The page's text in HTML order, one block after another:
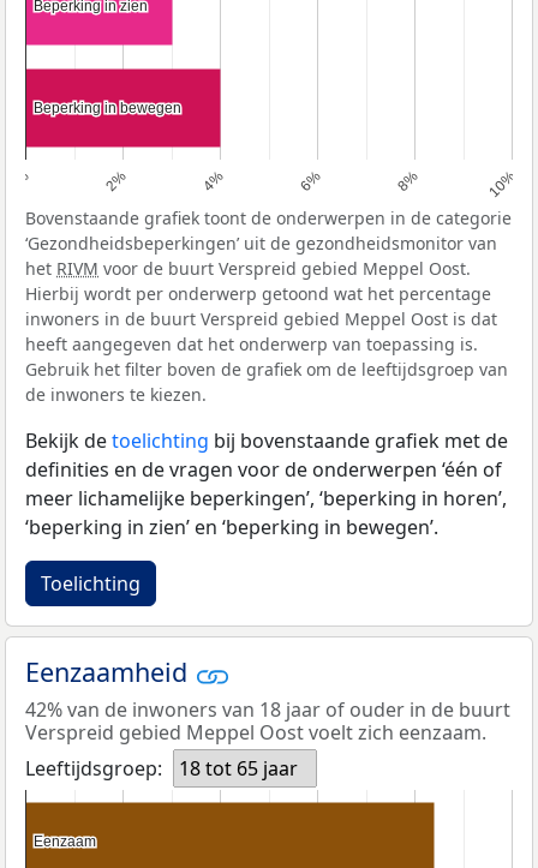
0% 2% 4% 6% 8% 10%
Beperking in zien
Beperking in zien
Beperking in bewegen
Beperking in bewegen
Bovenstaande grafiek toont de onderwerpen in de categorie
‘Gezondheidsbeperkingen’ uit de gezondheidsmonitor van
het RIVM voor de buurt Verspreid gebied Meppel Oost.
Hierbij wordt per onderwerp getoond wat het percentage
inwoners in de buurt Verspreid gebied Meppel Oost is dat
heeft aangegeven dat het onderwerp van toepassing is.
Gebruik het filter boven de grafiek om de leeftijdsgroep van
de inwoners te kiezen.
Bekijk detoelichting bij bovenstaande grafiek met de
definities en de vragen voor de onderwerpen ‘één of
meer lichamelijke beperkingen’, ‘beperking in horen’,
‘beperking in zien’ en ‘beperking in bewegen’.
Toelichting
Eenzaamheid
42% van de inwoners van 18 jaar of ouder in de buurt
Verspreid gebied Meppel Oost voelt zich eenzaam.
Leeftijdsgroep:
18 tot 65 jaar
Eenzaam
Eenzaam